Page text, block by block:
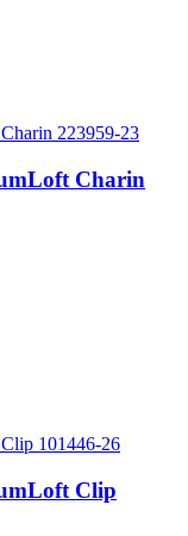
Charin
Clip